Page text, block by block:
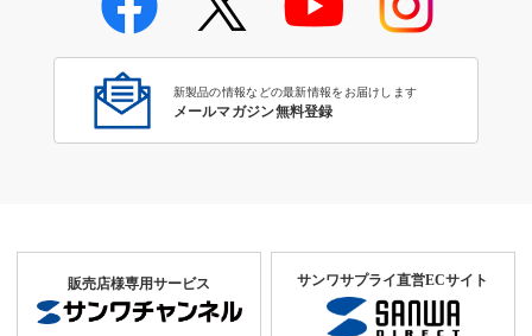
新製品の情報などの最新情報をお届けします
メールマガジン無料登録
販売店様専用サービス サンワサプライ直営ECサイト